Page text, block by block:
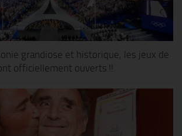
grandiose et historique, les jeux de
officiellement ouverts !!